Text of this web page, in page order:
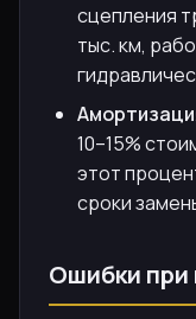
сцепления
тыс. км,
10–15%
этот
сроки
Ошибки при